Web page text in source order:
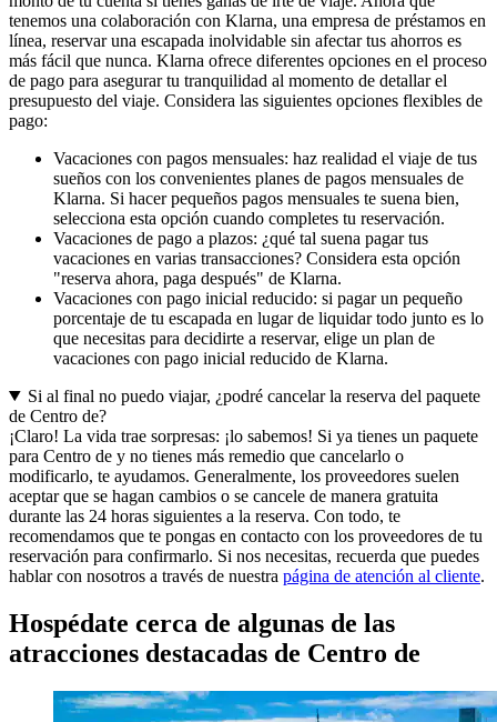
tenemos una colaboración con Klarna, una empresa de préstamos en
línea, reservar una escapada inolvidable sin afectar tus ahorros es
más fácil que nunca. Klarna ofrece diferentes opciones en el proceso
de pago para asegurar tu tranquilidad al momento de detallar el
presupuesto del viaje. Considera las siguientes opciones flexibles de
pago:
Vacaciones con pagos mensuales: haz realidad el viaje de tus
sueños con los convenientes planes de pagos mensuales de
Klarna. Si hacer pequeños pagos mensuales te suena bien,
selecciona esta opción cuando completes tu reservación.
Vacaciones de pago a plazos: ¿qué tal suena pagar tus
vacaciones en varias transacciones? Considera esta opción
"reserva ahora, paga después" de Klarna.
Vacaciones con pago inicial reducido: si pagar un pequeño
porcentaje de tu escapada en lugar de liquidar todo junto es lo
que necesitas para decidirte a reservar, elige un plan de
vacaciones con pago inicial reducido de Klarna.
Si al final no puedo viajar, ¿podré cancelar la reserva del paquete
de Centro de?
¡Claro! La vida trae sorpresas: ¡lo sabemos! Si ya tienes un paquete
para Centro de y no tienes más remedio que cancelarlo o
modificarlo, te ayudamos. Generalmente, los proveedores suelen
aceptar que se hagan cambios o se cancele de manera gratuita
durante las 24 horas siguientes a la reserva. Con todo, te
recomendamos que te pongas en contacto con los proveedores de tu
reservación para confirmarlo. Si nos necesitas, recuerda que puedes
hablar con nosotros a través de nuestra página de atención al cliente.
Hospédate cerca de algunas de las
atracciones destacadas de Centro de